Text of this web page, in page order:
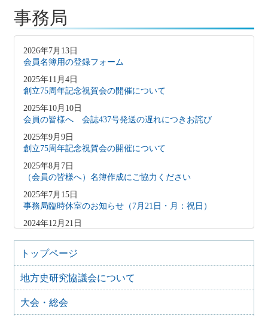
事務局
2026年7月13日
会員名簿用の登録フォーム
2025年11月4日
創立75周年記念祝賀会の開催について
2025年10月10日
会員の皆様へ 会誌437号発送の遅れにつきお詫び
2025年9月9日
創立75周年記念祝賀会の開催について
2025年8月7日
（会員の皆様へ）名簿作成にご協力ください
2025年7月15日
事務局臨時休室のお知らせ（7月21日・月：祝日）
2024年12月21日
2024年6月24日
【会員向け】メールアドレス登録のお願い
2020年5月26日
事務局臨時休室のお知らせ【重要】
2020年4月17日
トップページ
地方史研究協議会について
大会・総会